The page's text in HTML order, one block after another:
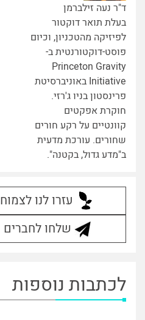
ד"ר נעה זילברמן
בעלת תואר דוקטור
לפיזיקה מהטכניון, וכיום
פוסט-דוקטורנטית ב-
Princeton Gravity
Initiative באוניברסיטת
פרינסטון בניו ג'רזי.
חוקרת אפקטים
קוונטיים על רקע חורים
שחורים. עורכת מדעית
ב"מדע גדול, בקטנה".
עזרו לנו לצמוח
שלחו לחברים
לכתבות נוספות